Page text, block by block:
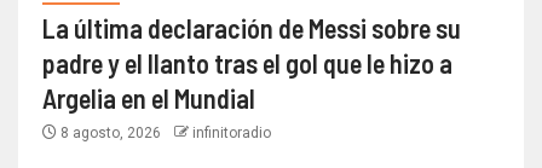
La última declaración de Messi sobre su
padre y el llanto tras el gol que le hizo a
Argelia en el Mundial
8 agosto, 2026 infinitoradio